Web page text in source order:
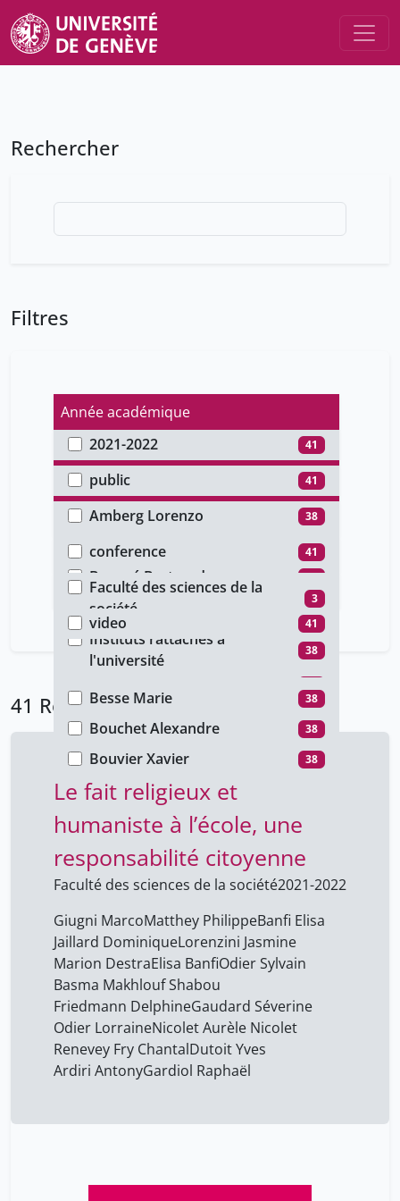
Rechercher
Filtres
Année académique
2021-2022
41
Type d'accès
public
41
Auteur
Amberg Lorenzo
38
Ardiri Antony 3
Bacqué Bertrand 38
Banfi Elisa 3
Basma Makhlouf Shabou 3
Berchtold Jacques
Besse Marie 38
Bouchet Alexandre 38
Bouvier Xavier 38
Burri Haran
Chetail Vincent
Coppin Géraldine
Courvoisier Thierry 38
DEONNA Julien 38
Desplands Béatrice
Dominicé Dao Melissa
Dubois-dit-Bonclaude
Stéphane
38
Dupuis Sylviane
Dutoit Yves
Type de document
conference
41
Faculté
Faculté des sciences de la
société
3
Instituts rattachés à
l'université
38
Type de média
video
41
41 Résultats
Le fait religieux et
humaniste à l’école, une
responsabilité citoyenne
Faculté des sciences de la société2021-2022
Giugni MarcoMatthey PhilippeBanfi Elisa
Jaillard DominiqueLorenzini Jasmine
Marion DestraElisa BanfiOdier Sylvain
Basma Makhlouf Shabou
Friedmann DelphineGaudard Séverine
Odier LorraineNicolet Aurèle Nicolet
Renevey Fry ChantalDutoit Yves
Ardiri AntonyGardiol Raphaël